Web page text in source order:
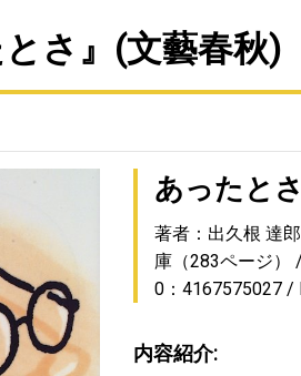
とさ』(文藝春秋)
あったと
著者：出久根 達郎
庫（283ページ）
0：4167575027
内容紹介: